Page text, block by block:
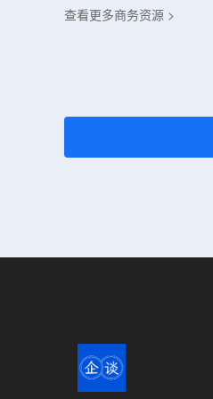
查看更多商务资源 >